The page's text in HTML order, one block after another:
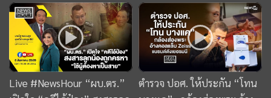
ข่าววันนี้ ข่าวยอดนิยม ยานยนต์
ทองคำ
หุ้น
ฟุตบอล บัตรสวัสดิการแห่งรัฐ